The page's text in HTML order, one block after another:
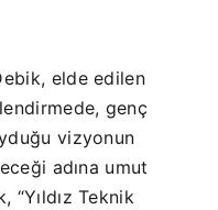
elde edilen
genç
vizyonun
adına umut
Teknik